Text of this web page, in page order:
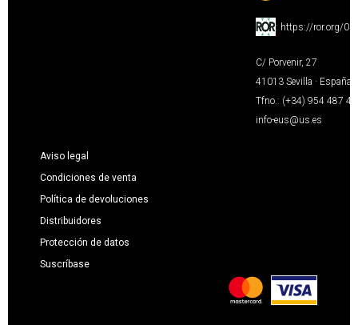
: https://ror.org/
C/ Porvenir, 27
41013 Sevilla · España
Tfno.: (+34) 954 487
info-eus@us.es
Aviso legal
Condiciones de venta
Política de devoluciones
Distribuidores
Protección de datos
Suscríbase